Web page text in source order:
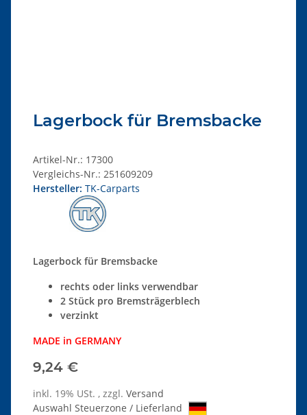
Lagerbock für Bremsbacke
Artikel-Nr.: 17300
Vergleichs-Nr.: 251609209
Hersteller: TK-Carparts
Lagerbock für Bremsbacke
rechts oder links verwendbar
2 Stück pro Bremsträgerblech
verzinkt
MADE in GERMANY
9,24 €
inkl. 19% USt. , zzgl. Versand
Auswahl Steuerzone / Lieferland